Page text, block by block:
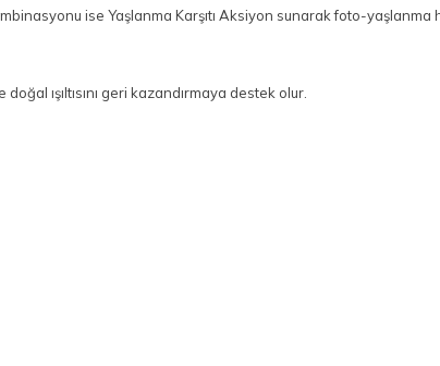
ise Yaşlanma Karşıtı Aksiyon sunarak foto-yaşlanma
ışıltısını geri kazandırmaya destek olur.